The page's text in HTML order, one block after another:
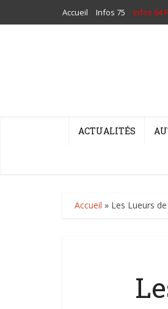
Accueil Infos 75 Infos 64
ACTUALITÉS
Accueil » Les Lueurs